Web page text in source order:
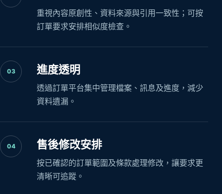
重視內容原創性、資料來源與引用一致性；可按
訂單要求安排相似度檢查。
03 進度透明
透過訂單平台集中管理檔案、訊息及進度，減少
資料遺漏。
04 售後修改安排
按已確認的訂單範圍及條款處理修改，讓要求更
清晰可追蹤。